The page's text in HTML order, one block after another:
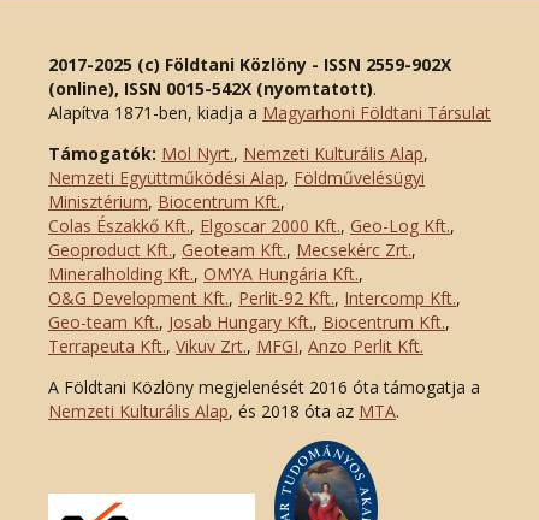
2017-2025 (c) Földtani Közlöny - ISSN 2559-902X
(online), ISSN 0015-542X (nyomtatott).
Alapítva 1871-ben, kiadja a Magyarhoni Földtani Társulat
Támogatók: Mol Nyrt., Nemzeti Kulturális Alap,
Nemzeti Együttműködési Alap, Földművelésügyi
Minisztérium, Biocentrum Kft.,
Colas Északkő Kft., Elgoscar 2000 Kft., Geo-Log Kft.,
Geoproduct Kft., Geoteam Kft., Mecsekérc Zrt.,
Mineralholding Kft., OMYA Hungária Kft.,
O&G Development Kft., Perlit-92 Kft., Intercomp Kft.,
Geo-team Kft., Josab Hungary Kft., Biocentrum Kft.,
Terrapeuta Kft., Vikuv Zrt., MFGI, Anzo Perlit Kft.
A Földtani Közlöny megjelenését 2016 óta támogatja a
Nemzeti Kulturális Alap, és 2018 óta az MTA.